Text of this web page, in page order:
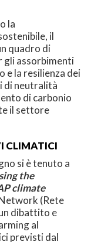
la
il
quadro di
gli assorbimenti
e la resilienza dei
di neutralità
di carbonio
il settore
CLIMATICI
si è tenuto a
the
climate
(Rete
dibattito e
al
previsti dal